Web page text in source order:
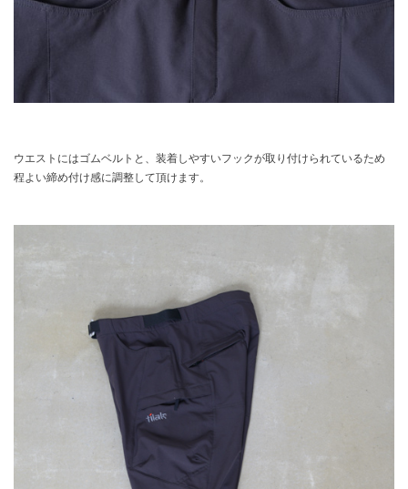
ウエストにはゴムベルトと、装着しやすいフックが取り付けられているため
程よい締め付け感に調整して頂けます。